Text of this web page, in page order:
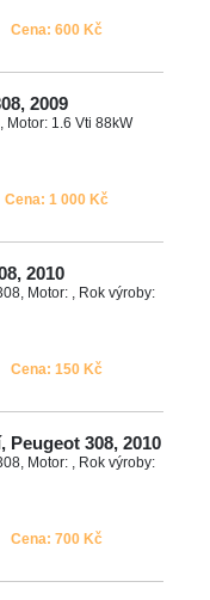
Cena: 600 Kč
2009
Motor: 1.6 Vti 88kW
Cena: 1 000 Kč
2010
Motor: , Rok výroby:
Cena: 150 Kč
308, 2010
Motor: , Rok výroby:
Cena: 700 Kč